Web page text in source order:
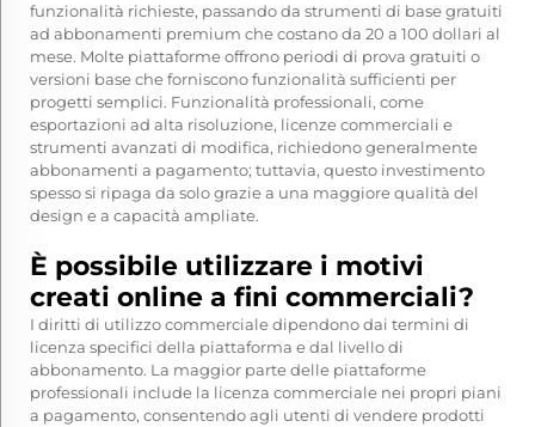
funzionalità richieste, passando da strumenti di base gratuiti
ad abbonamenti premium che costano da 20 a 100 dollari al
mese. Molte piattaforme offrono periodi di prova gratuiti o
versioni base che forniscono funzionalità sufficienti per
progetti semplici. Funzionalità professionali, come
esportazioni ad alta risoluzione, licenze commerciali e
strumenti avanzati di modifica, richiedono generalmente
abbonamenti a pagamento; tuttavia, questo investimento
spesso si ripaga da solo grazie a una maggiore qualità del
design e a capacità ampliate.
È possibile utilizzare i motivi
creati online a fini commerciali?
I diritti di utilizzo commerciale dipendono dai termini di
licenza specifici della piattaforma e dal livello di
abbonamento. La maggior parte delle piattaforme
professionali include la licenza commerciale nei propri piani
a pagamento, consentendo agli utenti di vendere prodotti